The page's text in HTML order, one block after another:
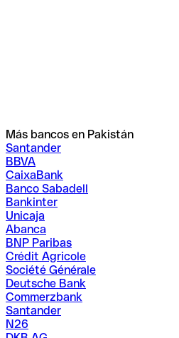
Más bancos en Pakistán
Santander
BBVA
CaixaBank
Banco Sabadell
Bankinter
Unicaja
Abanca
BNP Paribas
Crédit Agricole
Société Générale
Deutsche Bank
Commerzbank
Santander
N26